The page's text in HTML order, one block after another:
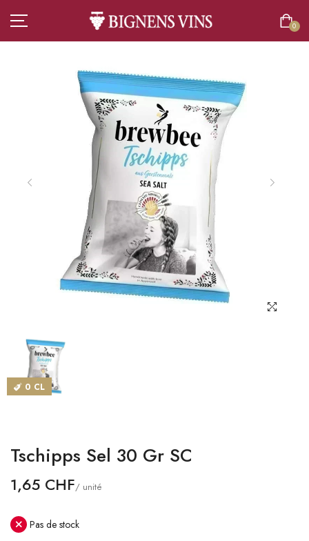
0
TOUT L’ASSORTIMENT
VINS
BOISSONS SANS ALCOOL
MAGASINS
CONTACT
Langue
Devise
0 CL
Tschipps Sel 30 Gr SC
1,65 CHF/ unité
Pas de stock